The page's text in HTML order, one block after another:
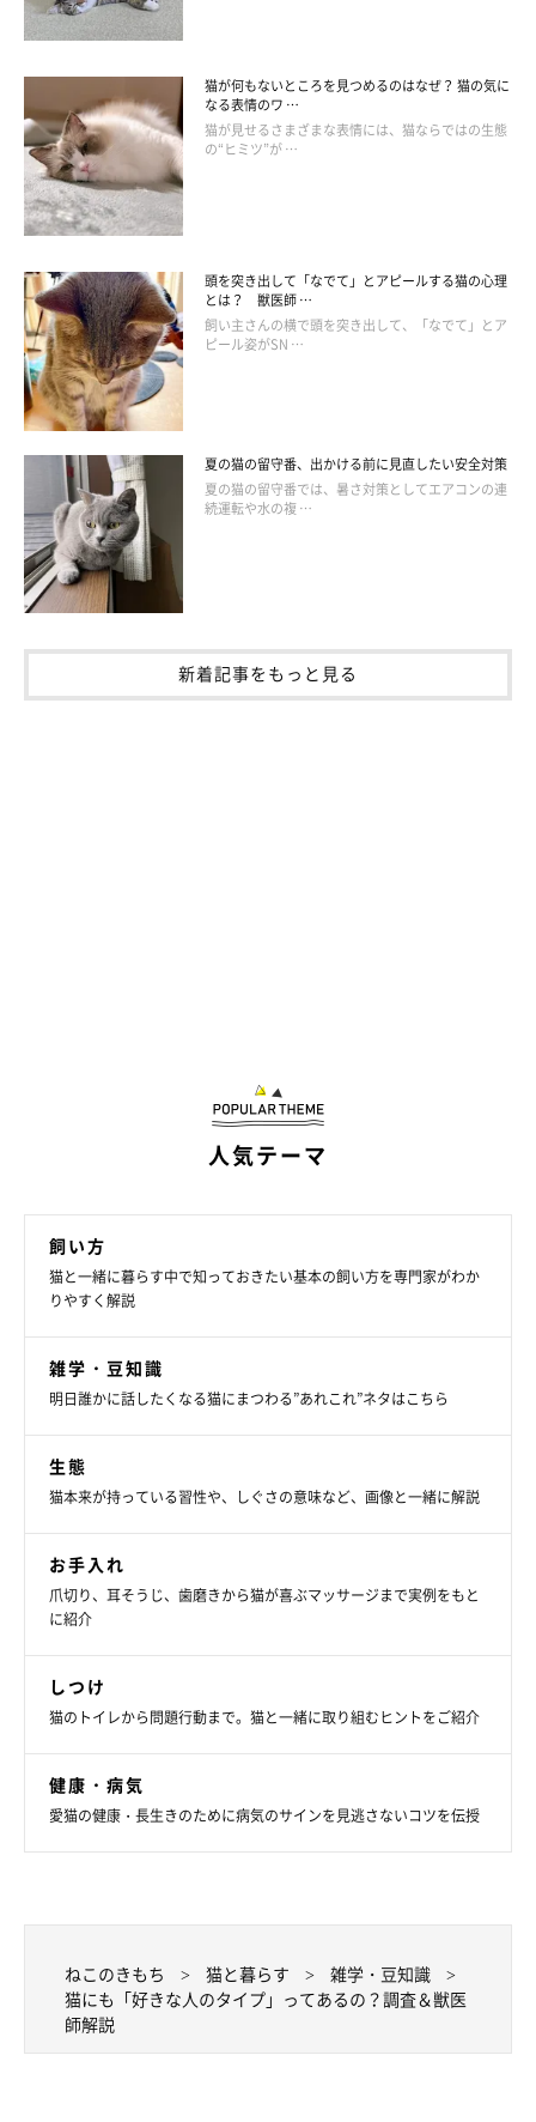
猫によって好みのタイプが真逆のことも
「小柄で声の高い若い女性が好みのようです」
「大人の男性が好きなようです」
「人見知りのオス猫は特定の男性には姿を見せて数分でな
印象です」
【獣医師解説】猫から好かれる人のタイプと
ここからは、ねこのきもち獣医師相談室の原駿太朗先生に解説し
くれる人、お世話をしてくれる人といった回答が多く寄せられま
した。なぜこれらのタイプの人は猫に好かれやすいのでしょう
猫が何もないところを見つめるのはなぜ？ 猫の気に
なる表情のワ …
猫が見せるさまざまな表情には、猫ならではの生態
の“ヒミツ”が …
頭を突き出して「なでて」とアピールする猫の心理
とは？ 獣医師 …
飼い主さんの横で頭を突き出して、「なでて」とア
ピール姿がSN …
夏の猫の留守番、出かける前に見直したい安全対策
夏の猫の留守番では、暑さ対策としてエアコンの連
続運転や水の複 …
新着記事をもっと見る
人気テーマ
飼い方
猫と一緒に暮らす中で知っておきたい基本の飼い方を専門家がわか
りやすく解説
雑学・豆知識
明日誰かに話したくなる猫にまつわる”あれこれ”ネタはこちら
生態
猫本来が持っている習性や、しぐさの意味など、画像と一緒に解説
お手入れ
爪切り、耳そうじ、歯磨きから猫が喜ぶマッサージまで実例をもと
に紹介
しつけ
猫のトイレから問題行動まで。猫と一緒に取り組むヒントをご紹介
健康・病気
愛猫の健康・長生きのために病気のサインを見逃さないコツを伝授
ねこのきもち 猫と暮らす
雑学・豆知識
猫にも「好きな人のタイプ」ってあるの？調査＆獣医
師解説